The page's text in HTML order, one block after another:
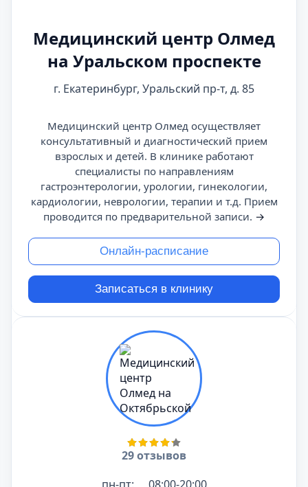
Медицинский центр Олмед
на Уральском проспекте
г. Екатеринбург, Уральский пр-т, д. 85
Медицинский центр Олмед осуществляет
консультативный и диагностический прием
взрослых и детей. В клинике работают
специалисты по направлениям
гастроэнтерологии, урологии, гинекологии,
кардиологии, неврологии, терапии и т.д. Прием
проводится по предварительной записи. →
Онлайн-расписание
Записаться в клинику
29 отзывов